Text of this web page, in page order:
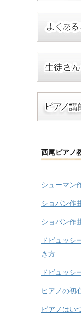
西尾ピアノ
シューマン
ショパン作
ショパン作
ドビュッシ
き方
ドビュッシ
ピアノの初
ピアノはい